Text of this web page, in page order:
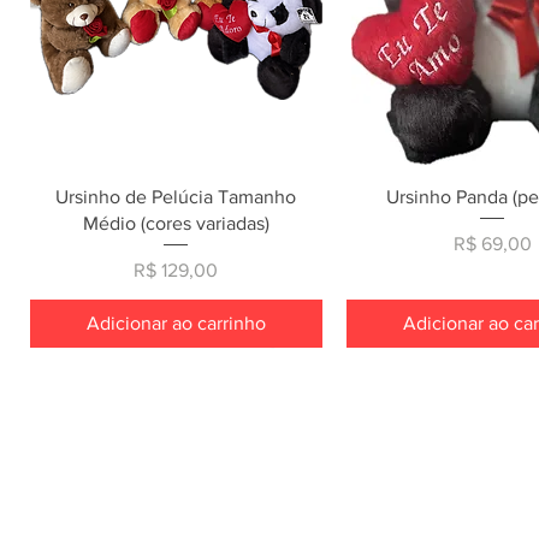
Visualização rápida
Ursinho de Pelúcia Tamanho
Médio (cores variadas)
Preço
R$ 129,00
Adicionar ao carrinho
Visualização
Ursinho Panda
Preço
R$ 69,00
Adicionar ao